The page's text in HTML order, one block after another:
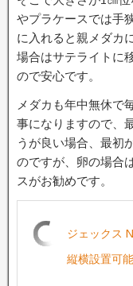
やプラケースでは手
に入れると親メダカ
場合はサテライトに
ので安心です。
メダカも年中無休で
事になりますので、
うが良い場合、最初
のですが、卵の場合
スがお勧めです。
ジェックス
縦横設置可